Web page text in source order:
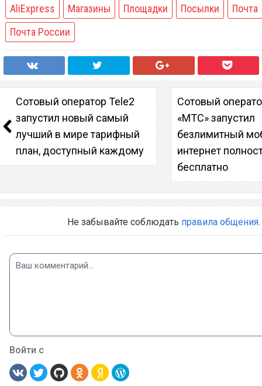
AliExpress Магазины Площадки Посылки
Почта
Почта России
Сотовый оператор Tele2
запустил новый самый
лучший в мире тарифный
план, доступный каждому
Сотовый
«МТС» запустил
безлимитный
интернет
бесплатно
Не забывайте соблюдать правила общения.
Войти с